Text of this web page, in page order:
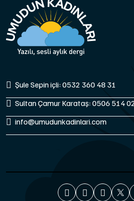
Şule Sepin içli: 0532 360 48 31
Sultan Çamur Karataş: 0506 514
info@umudunkadinlari.com